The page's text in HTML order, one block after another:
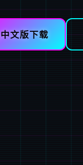
中文版下载